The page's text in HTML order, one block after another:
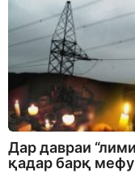
Дар давраи
қадар барқ